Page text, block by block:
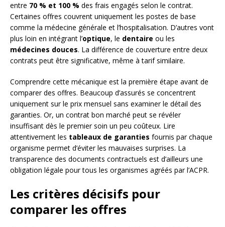
entre 70 % et 100 % des frais engagés selon le contrat.
Certaines offres couvrent uniquement les postes de base
comme la médecine générale et l’hospitalisation. D’autres vont
plus loin en intégrant l’optique, le dentaire ou les
médecines douces. La différence de couverture entre deux
contrats peut être significative, même à tarif similaire.
Comprendre cette mécanique est la première étape avant de
comparer des offres. Beaucoup d’assurés se concentrent
uniquement sur le prix mensuel sans examiner le détail des
garanties. Or, un contrat bon marché peut se révéler
insuffisant dès le premier soin un peu coûteux. Lire
attentivement les tableaux de garanties fournis par chaque
organisme permet d’éviter les mauvaises surprises. La
transparence des documents contractuels est d’ailleurs une
obligation légale pour tous les organismes agréés par l’ACPR.
Les critères décisifs pour
comparer les offres